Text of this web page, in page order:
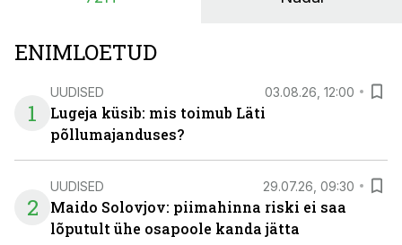
ENIMLOETUD
1
UUDISED 03.08.26, 12:00
Lugeja küsib: mis toimub Läti
põllumajanduses?
2
UUDISED 29.07.26, 09:30
Maido Solovjov: piimahinna riski ei saa
lõputult ühe osapoole kanda jätta